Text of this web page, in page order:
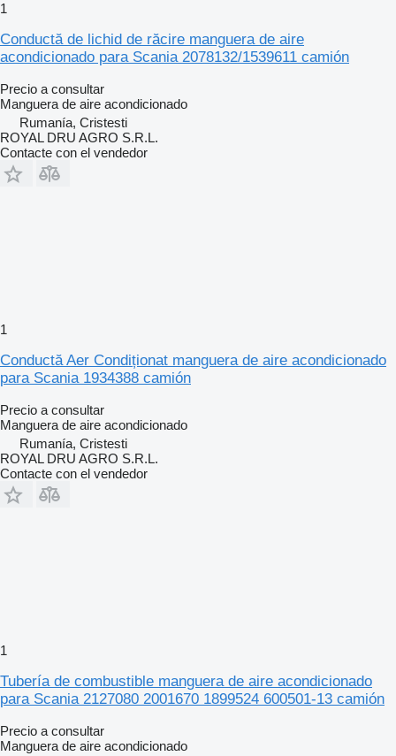
1
Conductă de lichid de răcire manguera de aire
acondicionado para Scania 2078132/1539611 camión
Precio a consultar
Manguera de aire acondicionado
Rumanía, Cristesti
ROYAL DRU AGRO S.R.L.
Contacte con el vendedor
1
Conductă Aer Condiționat manguera de aire acondicionado
para Scania 1934388 camión
Precio a consultar
Manguera de aire acondicionado
Rumanía, Cristesti
ROYAL DRU AGRO S.R.L.
Contacte con el vendedor
1
Tubería de combustible manguera de aire acondicionado
para Scania 2127080 2001670 1899524 600501-13 camión
Precio a consultar
Manguera de aire acondicionado